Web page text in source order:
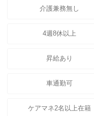
介護兼務無し
4週8休以上
昇給あり
車通勤可
ケアマネ2名以上在籍